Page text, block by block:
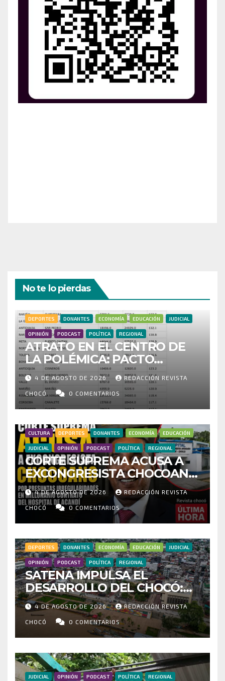
No te lo pierdas
DEPORTES DONANTES ECONOMÍA EDUCACIÓN JUDICIAL
OPINIÓN PODCAST POLÍTICA REGIONAL
ATRATO EN EL CENTRO DE
LA POLÉMICA: PACTO
HISTÓRICO CUESTIONA
CENSO ELECTORAL Y PIDE
INVESTIGAR PRESUNTO
FRAUDE
4 DE AGOSTO DE 2026 REDACCIÓN REVISTA
CHOCÓ 0 COMENTARIOS
CULTURA DEPORTES DONANTES ECONOMÍA EDUCACIÓN
JUDICIAL OPINIÓN PODCAST POLÍTICA REGIONAL
CORTE SUPREMA ACUSA A
EXCONGRESISTA CHOCOANO
POR PRESUNTAS
IRREGULARIDADES EN
MILLONARIO CONTRATO DEL
HOSPITAL DE ACANDÍ
4 DE AGOSTO DE 2026 REDACCIÓN REVISTA
CHOCÓ 0 COMENTARIOS
DEPORTES DONANTES ECONOMÍA EDUCACIÓN JUDICIAL
OPINIÓN PODCAST POLÍTICA REGIONAL
SATENA IMPULSA EL
DESARROLLO DEL CHOCÓ:
MÁS DE 35 MIL PASAJEROS
MOVILIZADOS Y NUEVAS
RUTAS FORTALECEN LA
CONECTIVIDAD
4 DE AGOSTO DE 2026 REDACCIÓN REVISTA
CHOCÓ 0 COMENTARIOS
JUDICIAL OPINIÓN PODCAST POLÍTICA REGIONAL